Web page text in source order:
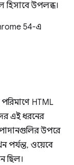
হিসাবে উপলব্ধ।
54-এ
HTML
এই ধরনের
উপরে
পর্যন্ত, ওয়েবে
ছিল।